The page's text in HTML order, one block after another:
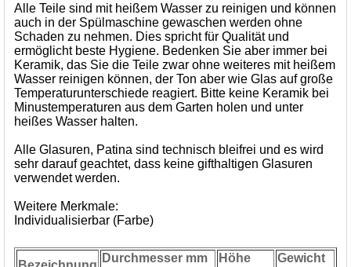
Alle Teile sind mit heißem Wasser zu reinigen und können
auch in der Spülmaschine gewaschen werden ohne
Schaden zu nehmen. Dies spricht für Qualität und
ermöglicht beste Hygiene. Bedenken Sie aber immer bei
Keramik, das Sie die Teile zwar ohne weiteres mit heißem
Wasser reinigen können, der Ton aber wie Glas auf große
Temperaturunterschiede reagiert. Bitte keine Keramik bei
Minustemperaturen aus dem Garten holen und unter
heißes Wasser halten.
Alle Glasuren, Patina sind technisch bleifrei und es wird
sehr darauf geachtet, dass keine gifthaltigen Glasuren
verwendet werden.
Weitere Merkmale:
Individualisierbar (Farbe)
Durchmesser mm
Höhe
Gewicht